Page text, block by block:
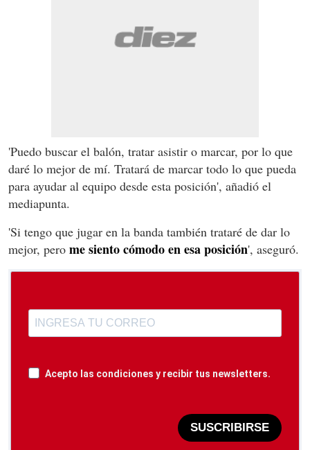
'Puedo buscar el balón, tratar asistir o marcar, por lo que
daré lo mejor de mí. Tratará de marcar todo lo que pueda
para ayudar al equipo desde esta posición', añadió el
mediapunta.
'Si tengo que jugar en la banda también trataré de dar lo
mejor, pero me siento cómodo en esa posición', aseguró.
Acepto las condiciones y recibir tus newsletters.
SUSCRIBIRSE